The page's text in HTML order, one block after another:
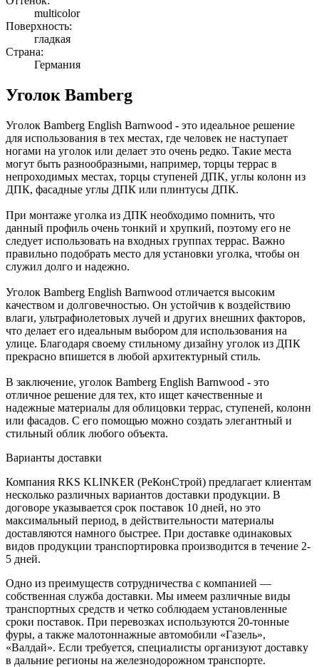
multicolor
Поверхность:
гладкая
Страна:
Германия
Уголок Bamberg
Уголок Bamberg English Barnwood - это идеальное решение
для использования в тех местах, где человек не наступает
ногами на уголок или делает это очень редко. Такие места
могут быть разнообразными, например, торцы террас в
непроходимых местах, торцы ступеней ДПК, углы колонн из
ДПК, фасадные углы ДПК или плинтусы ДПК.
При монтаже уголка из ДПК необходимо помнить, что
данный профиль очень тонкий и хрупкий, поэтому его не
следует использовать на входных группах террас. Важно
правильно подобрать место для установки уголка, чтобы он
служил долго и надежно.
Уголок Bamberg English Barnwood отличается высоким
качеством и долговечностью. Он устойчив к воздействию
влаги, ультрафиолетовых лучей и других внешних факторов,
что делает его идеальным выбором для использования на
улице. Благодаря своему стильному дизайну уголок из ДПК
прекрасно впишется в любой архитектурный стиль.
В заключение, уголок Bamberg English Barnwood - это
отличное решение для тех, кто ищет качественные и
надежные материалы для облицовки террас, ступеней, колонн
или фасадов. С его помощью можно создать элегантный и
стильный облик любого объекта.
Варианты доставки
Компания RKS KLINKER (РеКонСтрой) предлагает клиентам
несколько различных вариантов доставки продукции. В
договоре указывается срок поставок 10 дней, но это
максимальный период, в действительности материалы
доставляются намного быстрее. При доставке одинаковых
видов продукции транспортировка производится в течение 2-
5 дней.
Одно из преимуществ сотрудничества с компанией —
собственная служба доставки. Мы имеем различные виды
транспортных средств и четко соблюдаем установленные
сроки поставок. При перевозках используются 20-тонные
фуры, а также малотоннажные автомобили «Газель»,
«Валдай». Если требуется, специалисты организуют доставку
в дальние регионы на железнодорожном транспорте.